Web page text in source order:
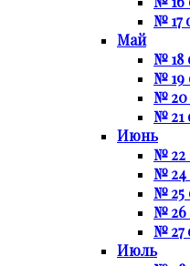
№ 17
Май
№ 18
№ 19
№ 20
№ 21
Июнь
№ 22
№ 24
№ 25
№ 26
№ 27
Июль